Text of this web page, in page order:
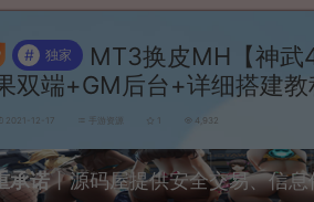
# 独家
MT3换皮MH【神武
双端+GM后台+详细搭建
2021-12-17 手游资源 1 4,932
承诺丨源码屋提供安全交易、信息